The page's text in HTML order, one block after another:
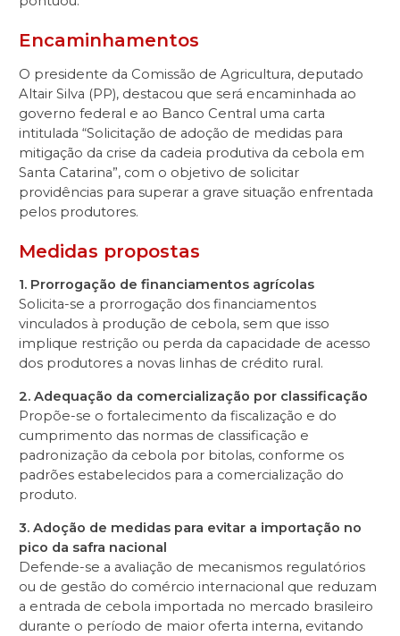
Encaminhamentos
O presidente da Comissão de Agricultura, deputado
Altair Silva (PP), destacou que será encaminhada ao
governo federal e ao Banco Central uma carta
intitulada “Solicitação de adoção de medidas para
mitigação da crise da cadeia produtiva da cebola em
Santa Catarina”, com o objetivo de solicitar
providências para superar a grave situação enfrentada
pelos produtores.
Medidas propostas
1. Prorrogação de financiamentos agrícolas
Solicita-se a prorrogação dos financiamentos
vinculados à produção de cebola, sem que isso
implique restrição ou perda da capacidade de acesso
dos produtores a novas linhas de crédito rural.
2. Adequação da comercialização por classificação
Propõe-se o fortalecimento da fiscalização e do
cumprimento das normas de classificação e
padronização da cebola por bitolas, conforme os
padrões estabelecidos para a comercialização do
produto.
3. Adoção de medidas para evitar a importação no
pico da safra nacional
Defende-se a avaliação de mecanismos regulatórios
ou de gestão do comércio internacional que reduzam
a entrada de cebola importada no mercado brasileiro
durante o período de maior oferta interna, evitando